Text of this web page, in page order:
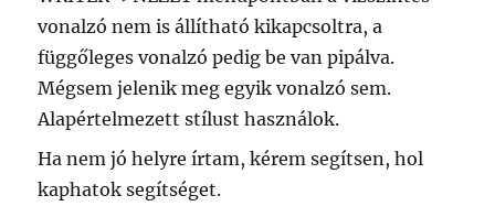
vonalzó nem is állítható kikapcsoltra, a
függőleges vonalzó pedig be van pipálva.
Mégsem jelenik meg egyik vonalzó sem.
Alapértelmezett stílust használok.
Ha nem jó helyre írtam, kérem segítsen, hol
kaphatok segítséget.